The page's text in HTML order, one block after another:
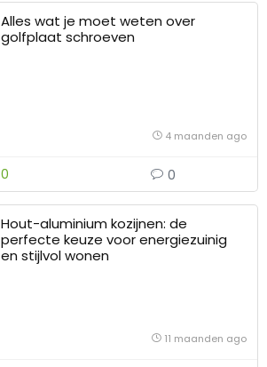
Alles wat je moet weten over
golfplaat schroeven
4 maanden ago
0 0
Hout-aluminium kozijnen: de
perfecte keuze voor energiezuinig
en stijlvol wonen
11 maanden ago